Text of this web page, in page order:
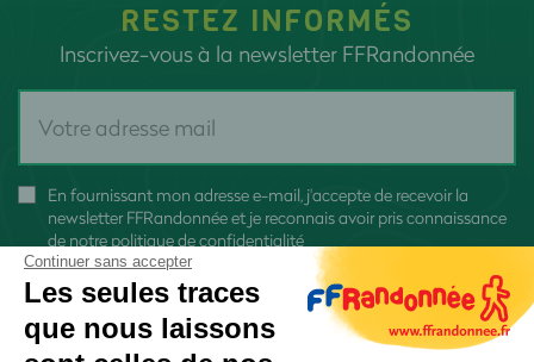
RESTEZ INFORMÉS
Inscrivez-vous à la newsletter FFRandonnée
En fournissant mon adresse e-mail, j'accepte de recevoir la
newsletter FFRandonnée et je reconnais avoir pris connaissance
de notre politique de confidentialité
Continuer sans accepter
Les seules traces
que nous laissons